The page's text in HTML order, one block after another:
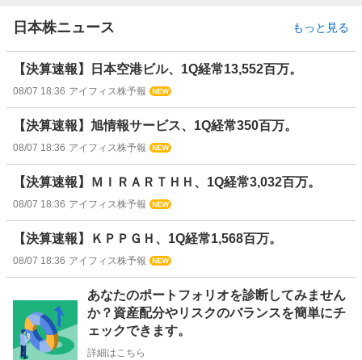
日本株ニュース もっと見る
【決算速報】日本空港ビル、1Q経常13,552百万。
08/07 18:36 アイフィス株予報
【決算速報】旭情報サービス、1Q経常350百万。
08/07 18:36 アイフィス株予報
【決算速報】ＭＩＲＡＲＴＨＨ、1Q経常3,032百万。
08/07 18:36 アイフィス株予報
【決算速報】ＫＰＰＧＨ、1Q経常1,568百万。
08/07 18:36 アイフィス株予報
あなたのポートフォリオを診断してみません
か？資産配分やリスクのバランスを簡単にチ
ェックできます。
詳細はこちら